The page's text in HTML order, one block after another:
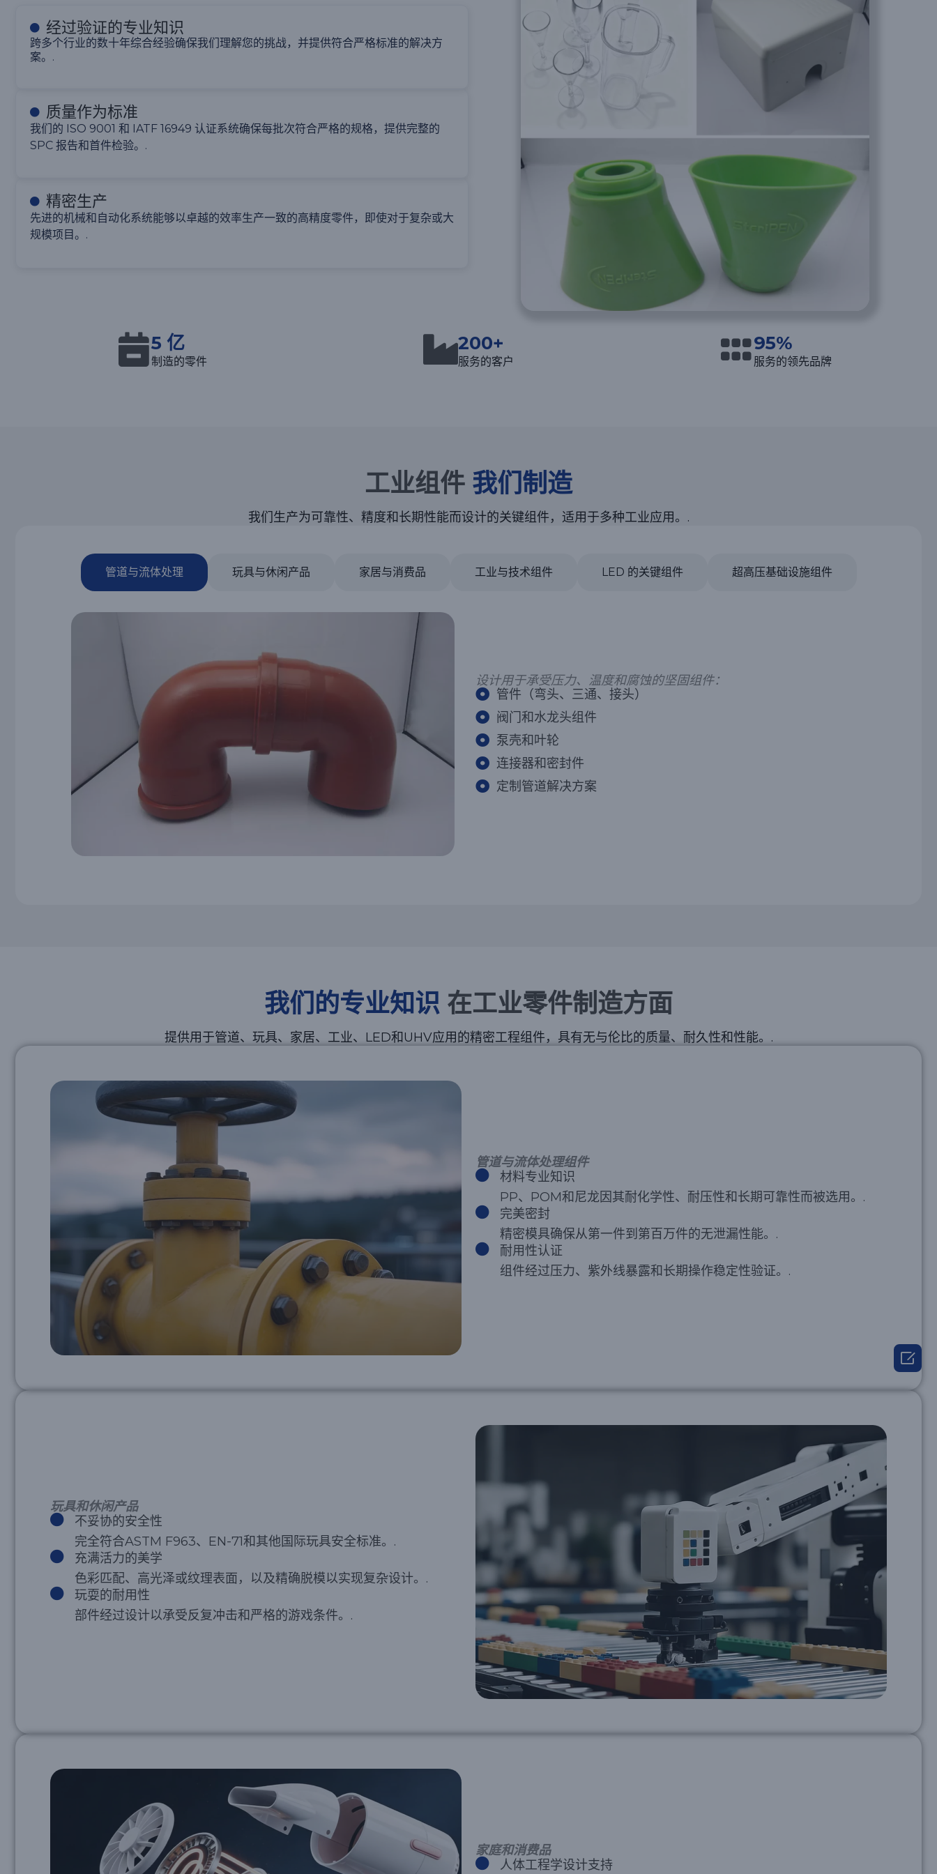
经过验证的专业知识
跨多个行业的数十年综合经验确保我们理解您的挑战，并提供符合严格标准的解决方
案。.
质量作为标准
我们的 ISO 9001 和 IATF 16949 认证系统确保每批次符合严格的规格，提供完整的
SPC 报告和首件检验。.
精密生产
先进的机械和自动化系统能够以卓越的效率生产一致的高精度零件，即使对于复杂或大
规模项目。.
5 亿
制造的零件
200+
服务的客户
95%
服务的领先品牌
工业组件 我们制造
我们生产为可靠性、精度和长期性能而设计的关键组件，适用于多种工业应用。.
管道与流体处理 玩具与休闲产品 家居与消费品 工业与技术组件 LED 的关键组件 超高压基础设施组件
设计用于承受压力、温度和腐蚀的坚固组件：
管件（弯头、三通、接头）
阀门和水龙头组件
泵壳和叶轮
连接器和密封件
定制管道解决方案
我们的专业知识 在工业零件制造方面
提供用于管道、玩具、家居、工业、LED和UHV应用的精密工程组件，具有无与伦比的质量、耐久性和性能。.
管道与流体处理组件
材料专业知识
PP、POM和尼龙因其耐化学性、耐压性和长期可靠性而被选用。.
完美密封
精密模具确保从第一件到第百万件的无泄漏性能。.
耐用性认证
组件经过压力、紫外线暴露和长期操作稳定性验证。.
玩具和休闲产品
不妥协的安全性
完全符合ASTM F963、EN-71和其他国际玩具安全标准。.
充满活力的美学
色彩匹配、高光泽或纹理表面，以及精确脱模以实现复杂设计。.
玩耍的耐用性
部件经过设计以承受反复冲击和严格的游戏条件。.
家庭和消费品
人体工程学设计支持
